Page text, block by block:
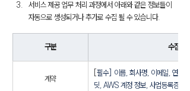
서비스 제공 업무 처리 과정에서 아래와 같은 정보들이
자동으로 생성되거나 추가로 수집 될 수 있습니다.
구분 수집 항목
계약
필수] 이름, 회사명, 이메일, 연락처
딧, AWS 계정 정보, 사업등록증